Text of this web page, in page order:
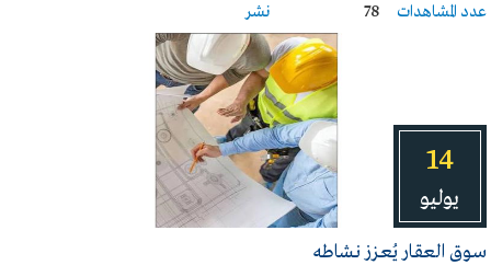
نشر عدد المشاهدات 78
14
يوليو
سـوق العقـار يُعـزز نـشاطه